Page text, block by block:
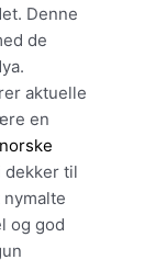
Denne
de
aktuelle
en
dekker til
og god